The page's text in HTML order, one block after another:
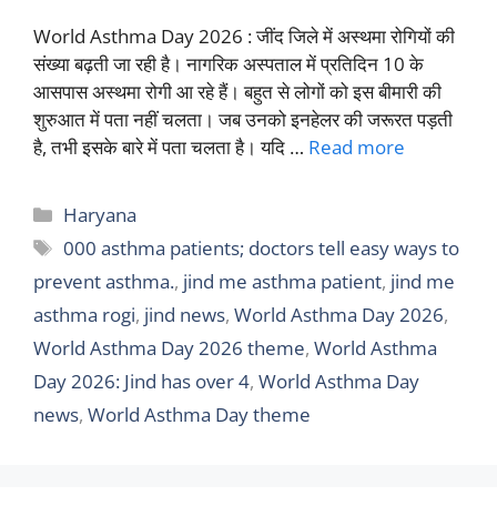
World Asthma Day 2026 : जींद जिले में अस्थमा रोगियों की
संख्या बढ़ती जा रही है। नागरिक अस्पताल में प्रतिदिन 10 के
आसपास अस्थमा रोगी आ रहे हैं। बहुत से लोगों को इस बीमारी की
शुरुआत में पता नहीं चलता। जब उनको इनहेलर की जरूरत पड़ती
है, तभी इसके बारे में पता चलता है। यदि … Read more
Categories
Haryana
Tags
000 asthma patients; doctors tell easy ways to
prevent asthma., jind me asthma patient, jind me
asthma rogi, jind news, World Asthma Day 2026,
World Asthma Day 2026 theme, World Asthma
Day 2026: Jind has over 4, World Asthma Day
news, World Asthma Day theme